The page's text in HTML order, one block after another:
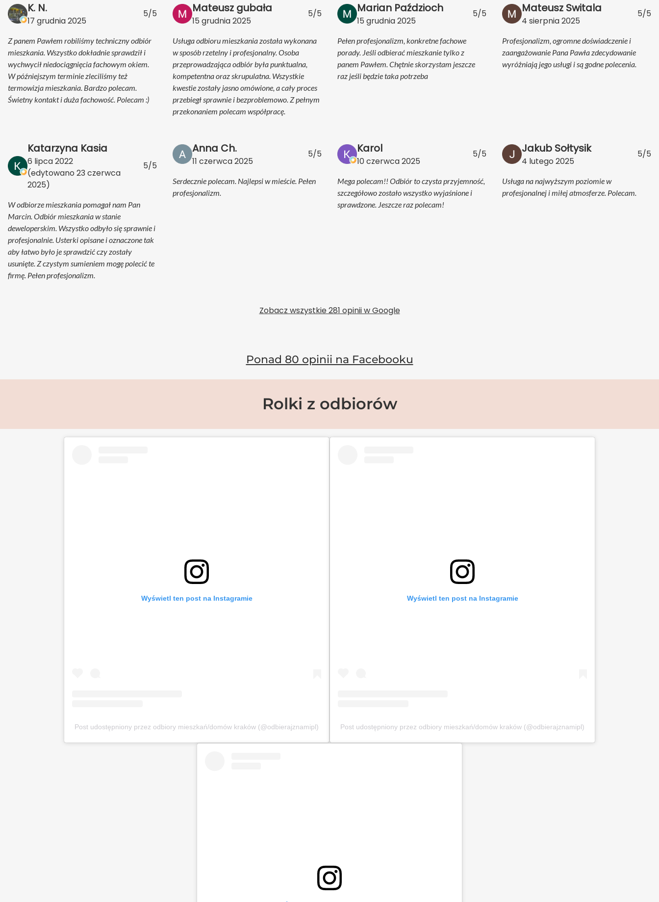
K. N.
17 grudnia 2025
5/5
Z panem Pawłem robiliśmy techniczny odbiór
mieszkania. Wszystko dokładnie sprawdził i
wychwycił niedociągnięcia fachowym okiem.
W późniejszym terminie zleciliśmy też
termowizja mieszkania. Bardzo polecam.
Świetny kontakt i duża fachowość. Polecam :)
Mateusz gubała
15 grudnia 2025
5/5
Usługa odbioru mieszkania została wykonana
w sposób rzetelny i profesjonalny. Osoba
przeprowadzająca odbiór była punktualna,
kompetentna oraz skrupulatna. Wszystkie
kwestie zostały jasno omówione, a cały proces
przebiegł sprawnie i bezproblemowo. Z pełnym
przekonaniem polecam współpracę.
Marian Paździoch
15 grudnia 2025
5/5
Pełen profesjonalizm, konkretne fachowe
porady. Jeśli odbierać mieszkanie tylko z
panem Pawłem. Chętnie skorzystam jeszcze
raz jeśli będzie taka potrzeba
Mateusz Switala
4 sierpnia 2025
5/5
Profesjonalizm, ogromne doświadczenie i
zaangażowanie Pana Pawła zdecydowanie
wyróżniają jego usługi i są godne polecenia.
Katarzyna Kasia
6 lipca 2022
(edytowano 23 czerwca
2025)
5/5
W odbiorze mieszkania pomagał nam Pan
Marcin. Odbiór mieszkania w stanie
deweloperskim. Wszystko odbyło się sprawnie i
profesjonalnie. Usterki opisane i oznaczone tak
aby łatwo było je sprawdzić czy zostały
usunięte. Z czystym sumieniem mogę polecić te
firmę. Pełen profesjonalizm.
Anna Ch.
11 czerwca 2025
5/5
Serdecznie polecam. Najlepsi w mieście. Pełen
profesjonalizm.
Karol
10 czerwca 2025
5/5
Mega polecam!! Odbiór to czysta przyjemność,
szczegółowo zostało wszystko wyjaśnione i
sprawdzone. Jeszcze raz polecam!
Jakub Sołtysik
4 lutego 2025
5/5
Usługa na najwyższym poziomie w
profesjonalnej i miłej atmosferze. Polecam.
Zobacz wszystkie 281 opinii w Google
Ponad 80 opinii na Facebooku
Rolki z odbiorów
Wyświetl ten post na Instagramie
Post udostępniony przez odbiory mieszkań/domów kraków (@odbierajznamipl)
Wyświetl ten post na Instagramie
Post udostępniony przez odbiory mieszkań/domów kraków (@odbierajznamipl)